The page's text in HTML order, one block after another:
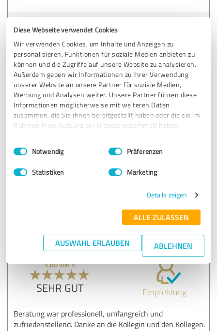
Diese Webseite verwendet Cookies
Wir verwenden Cookies, um Inhalte und Anzeigen zu
personalisieren, Funktionen für soziale Medien anbieten zu
können und die Zugriffe auf unsere Website zu analysieren.
Außerdem geben wir Informationen zu Ihrer Verwendung
unserer Website an unsere Partner für soziale Medien,
Werbung und Analysen weiter. Unsere Partner führen diese
Informationen möglicherweise mit weiteren Daten
zusammen, die Sie ihnen bereitgestellt haben oder die sie im
Rahmen Ihrer Nutzung der Dienste gesammelt haben.
Impressum Datenschutzbestimmungen
Einwilligungsauswahl
Notwendig Präferenzen
Statistiken Marketing
Details zeigen
ALLE ZULASSEN
AUSWAHL ERLAUBEN ABLEHNEN
Erfahrungsbericht & Bewertung zu:
01.03.2025 Anonym
5,00 von 5
SEHR GUT Empfehlung
kann es echt weiterempfehlen, wer neue Aufträge für
4,80 von 5
SEHR GUT Empfehlung
Beratung war professionell, umfangreich und
zufriedenstellend. Danke an die Kollegin und den Kollegen.